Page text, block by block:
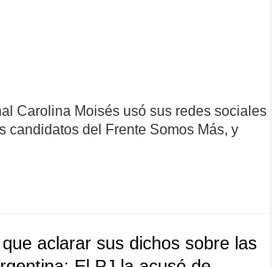
Carolina Moisés usó sus redes sociales
candidatos del Frente Somos Más, y
aclarar sus dichos sobre las